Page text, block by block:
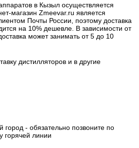
в Кызыл осуществляется
магазин Zmeevar.ru является
Почты России, поэтому доставка
на 10% дешевле. В зависимости от
может занимать от 5 до 10
дистилляторов и в другие
город - обязательно позвоните по
горячей линии